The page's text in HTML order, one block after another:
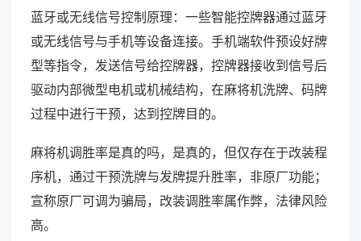
蓝牙或无线信号控制原理：一些智能控牌器通过蓝牙
或无线信号与手机等设备连接。手机端软件预设好牌
型等指令，发送信号给控牌器，控牌器接收到信号后
驱动内部微型电机或机械结构，在麻将机洗牌、码牌
过程中进行干预，达到控牌目的。
麻将机调胜率是真的吗，是真的，但仅存在于改装程
序机，通过干预洗牌与发牌提升胜率，非原厂功能；
宣称原厂可调为骗局，改装调胜率属作弊，法律风险
高。